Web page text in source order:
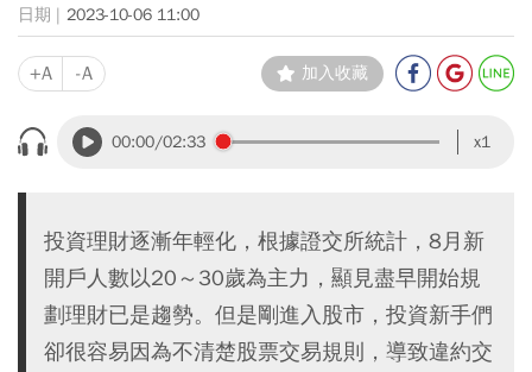
2023-10-06 11:00
+A -A 加入收藏
00:00/02:33 x1
投資理財逐漸年輕化，根據證交所統計，8月新
開戶人數以20～30歲為主力，顯見盡早開始規
劃理財已是趨勢。但是剛進入股市，投資新手們
卻很容易因為不清楚股票交易規則，導致違約交